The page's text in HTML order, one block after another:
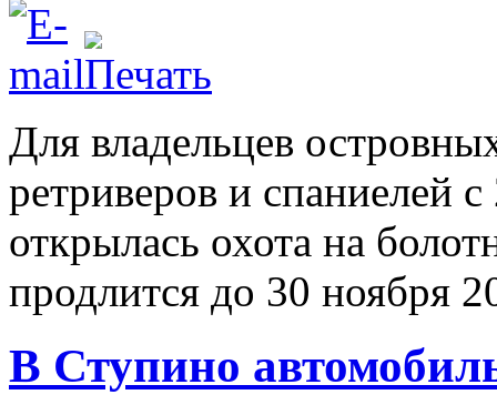
Для владельцев
ретриверов и спаниелей
открылась охота на
продлится до 30 ноября
В Ступино